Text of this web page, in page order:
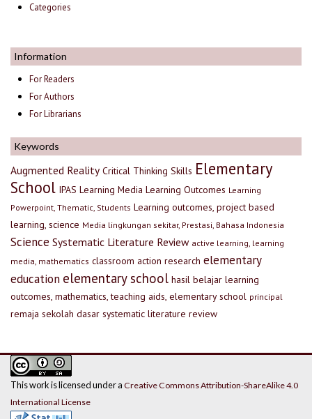
Categories
Information
For Readers
For Authors
For Librarians
Keywords
Augmented Reality Critical Thinking Skills Elementary
School IPAS Learning Media Learning Outcomes Learning
Powerpoint, Thematic, Students Learning outcomes, project based
learning, science Media lingkungan sekitar, Prestasi, Bahasa Indonesia
Science Systematic Literature Review active learning, learning
media, mathematics classroom action research elementary
education elementary school hasil belajar learning
outcomes, mathematics, teaching aids, elementary school principal
remaja sekolah dasar systematic literature review
This work is licensed under a Creative Commons Attribution-ShareAlike 4.0
International License